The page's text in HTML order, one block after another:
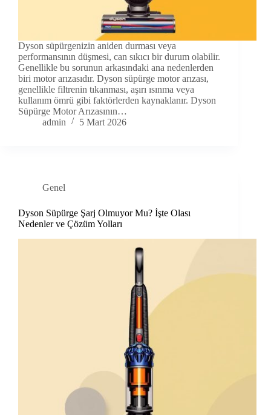
Dyson süpürgenizin aniden durması veya
performansının düşmesi, can sıkıcı bir durum olabilir.
Genellikle bu sorunun arkasındaki ana nedenlerden
biri motor arızasıdır. Dyson süpürge motor arızası,
genellikle filtrenin tıkanması, aşırı ısınma veya
kullanım ömrü gibi faktörlerden kaynaklanır. Dyson
Süpürge Motor Arızasının…
admin
5 Mart 2026
Genel
Dyson Süpürge Şarj Olmuyor Mu? İşte Olası
Nedenler ve Çözüm Yolları